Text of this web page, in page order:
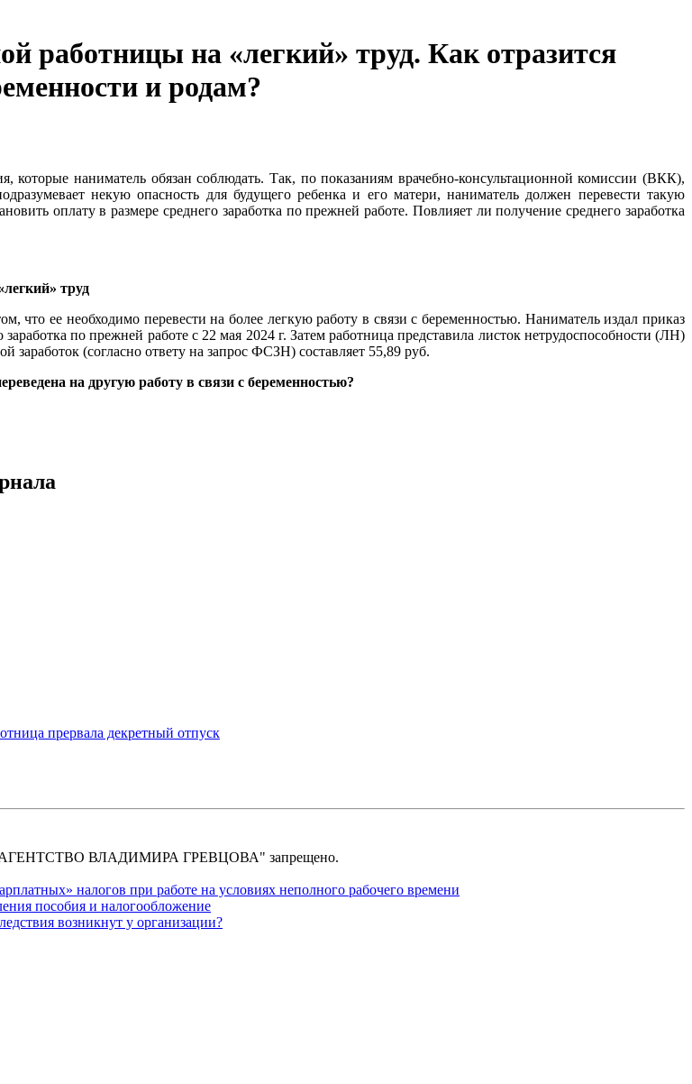
работницы на «легкий» труд. Как отразится
и родам?
которые наниматель обязан соблюдать. Так, по показаниям врачебно-консультационной комиссии (ВКК),
некую опасность для будущего ребенка и его матери, наниматель должен перевести такую
оплату в размере среднего заработка по прежней работе. Повлияет ли получение среднего заработка
труд
что ее необходимо перевести на более легкую работу в связи с беременностью. Наниматель издал приказ
по прежней работе с 22 мая 2024 г. Затем работница представила листок нетрудоспособности (ЛН)
заработок (согласно ответу на запрос ФСЗН) составляет 55,89 руб.
на другую работу в связи с беременностью?
прервала декретный отпуск
"АГЕНТСТВО ВЛАДИМИРА ГРЕВЦОВА" запрещено.
налогов при работе на условиях неполного рабочего времени
пособия и налогообложение
возникнут у организации?